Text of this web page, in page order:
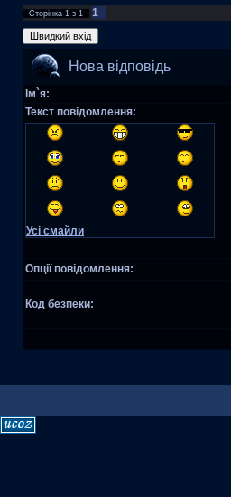
Сторінка 1 з 1 1
Нова відповідь
Ім`я:
Текст повідомлення:
Усі смайли
Опції повідомлення:
Код безпеки: